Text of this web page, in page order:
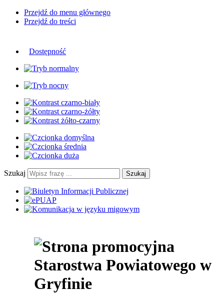
Przejdź do menu głównego
Przejdź do treści
Dostępność
Szukaj Szukaj